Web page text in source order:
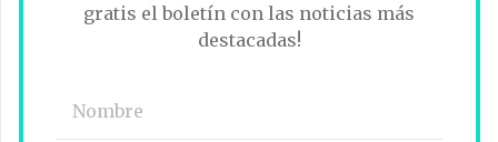
gratis el boletín con las noticias más
destacadas!